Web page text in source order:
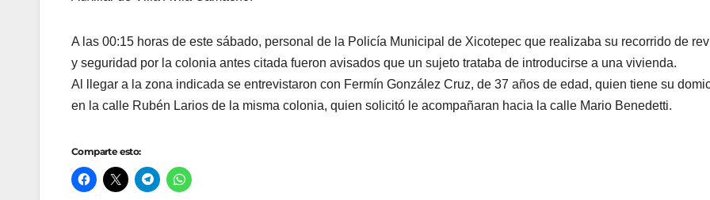
A las 00:15 horas de este sábado, personal de la Policía Municipal de Xicotepec que realizaba su recorrido de
y seguridad por la colonia antes citada fueron avisados que un sujeto trataba de introducirse a una vivienda.
Al llegar a la zona indicada se entrevistaron con Fermín González Cruz, de 37 años de edad, quien tiene su
en la calle Rubén Larios de la misma colonia, quien solicitó le acompañaran hacia la calle Mario Benedetti.
Comparte esto: